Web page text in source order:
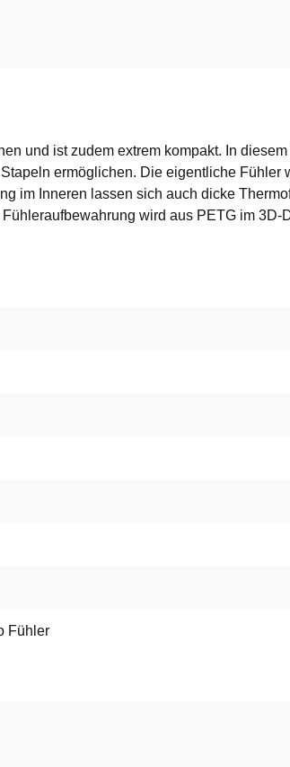
und ist zudem extrem kompakt. In
ermöglichen. Die eigentliche Fühler
im Inneren lassen sich auch dicke
wird aus PETG im 3D-
Fühler